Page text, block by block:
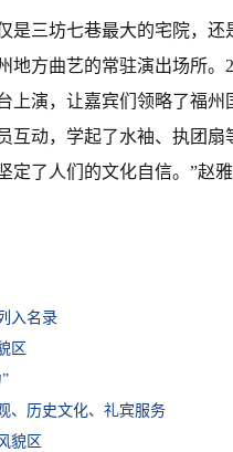
是三坊七巷最大的宅院，
地方曲艺的常驻演出场所。
上演，让嘉宾们领略了福
互动，学起了水袖、执团扇
了人们的文化自信。”赵雅
入名录
区
、历史文化、礼宾服务
貌区